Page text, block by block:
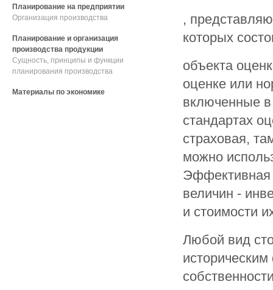
,
которых
объекта
оценке или
включенные в
стандартах
страховая,
можно
Эффективная
величин -
и стоимости
Любой вид
Планирование на предприятии
Организация производства
Планирование и организация
производства продукции
Сущность, принципы и функции
планирования производства
Материалы по экономике